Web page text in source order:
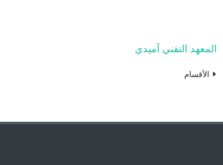
المعهد التقني آميدي
الأقسام